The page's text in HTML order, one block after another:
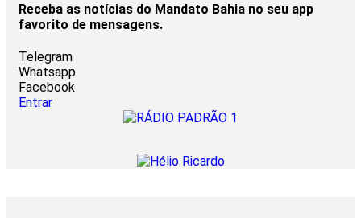
Receba as notícias do Mandato Bahia no seu app
favorito de mensagens.
Telegram
Whatsapp
Facebook
Entrar